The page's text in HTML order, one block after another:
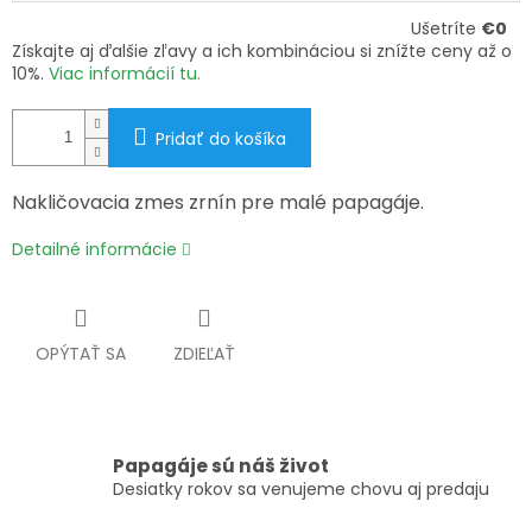
Ušetríte €0
Získajte aj ďalšie zľavy a ich kombináciou si znížte ceny až o
10%. Viac informácií tu.
Pridať do košíka
Nakličovacia zmes zrnín pre malé papagáje.
Detailné informácie
OPÝTAŤ SA ZDIEĽAŤ
Papagáje sú náš život
Desiatky rokov sa venujeme chovu aj predaju